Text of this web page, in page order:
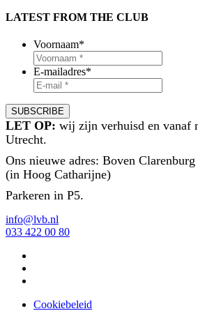
LATEST FROM THE CLUB
Voornaam*
E-mailadres*
LET OP: wij zijn verhuisd en vanaf
Utrecht.
Ons nieuwe adres: Boven Clarenburg
(in Hoog Catharijne)
Parkeren in P5.
info@lvb.nl
033 422 00 80
Cookiebeleid